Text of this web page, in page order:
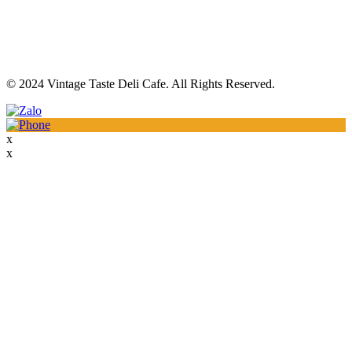
© 2024 Vintage Taste Deli Cafe. All Rights Reserved.
x
x